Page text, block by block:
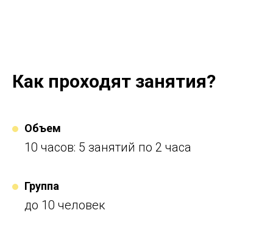
Как проходят занятия?
Объем
10 часов: 5 занятий по 2 часа
Группа
до 10 человек